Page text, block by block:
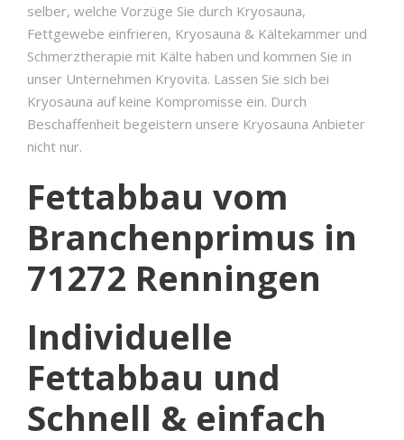
selber, welche Vorzüge Sie durch Kryosauna,
Fettgewebe einfrieren, Kryosauna & Kältekammer und
Schmerztherapie mit Kälte haben und kommen Sie in
unser Unternehmen Kryovita. Lassen Sie sich bei
Kryosauna auf keine Kompromisse ein. Durch
Beschaffenheit begeistern unsere Kryosauna Anbieter
nicht nur.
Fettabbau vom
Branchenprimus in
71272 Renningen
Individuelle
Fettabbau und
Schnell & einfach